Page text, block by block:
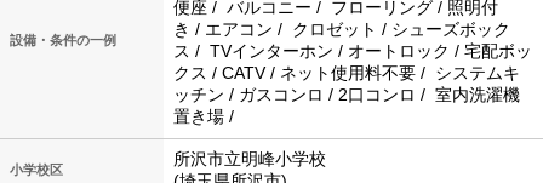
設備・条件の一例
便座 / バルコニー / フローリング / 照明付
き / エアコン / クロゼット / シューズボック
ス / TVインターホン / オートロック / 宅配ボッ
クス / CATV / ネット使用料不要 / システムキ
ッチン / ガスコンロ / 2口コンロ / 室内洗濯機
置き場 /
小学校区
所沢市立明峰小学校